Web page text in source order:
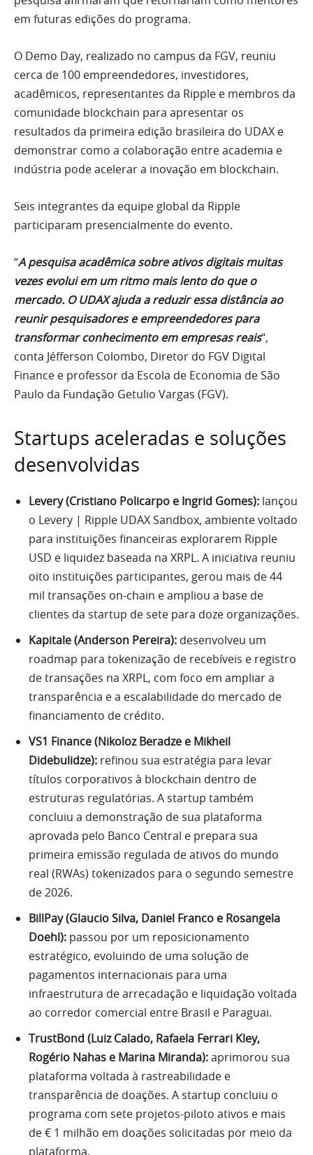
em futuras edições do programa.
O Demo Day, realizado no campus da FGV, reuniu
cerca de 100 empreendedores, investidores,
acadêmicos, representantes da Ripple e membros da
comunidade blockchain para apresentar os
resultados da primeira edição brasileira do UDAX e
demonstrar como a colaboração entre academia e
indústria pode acelerar a inovação em blockchain.
Seis integrantes da equipe global da Ripple
participaram presencialmente do evento.
“A pesquisa acadêmica sobre ativos digitais muitas
vezes evolui em um ritmo mais lento do que o
mercado. O UDAX ajuda a reduzir essa distância ao
reunir pesquisadores e empreendedores para
transformar conhecimento em empresas reais“,
conta Jéfferson Colombo, Diretor do FGV Digital
Finance e professor da Escola de Economia de São
Paulo da Fundação Getulio Vargas (FGV).
Startups aceleradas e soluções
desenvolvidas
Levery (Cristiano Policarpo e Ingrid Gomes): lançou
o Levery | Ripple UDAX Sandbox, ambiente voltado
para instituições financeiras explorarem Ripple
USD e liquidez baseada na XRPL. A iniciativa reuniu
oito instituições participantes, gerou mais de 44
mil transações on-chain e ampliou a base de
clientes da startup de sete para doze organizações.
Kapitale (Anderson Pereira): desenvolveu um
roadmap para tokenização de recebíveis e registro
de transações na XRPL, com foco em ampliar a
transparência e a escalabilidade do mercado de
financiamento de crédito.
VS1 Finance (Nikoloz Beradze e Mikheil
Didebulidze): refinou sua estratégia para levar
títulos corporativos à blockchain dentro de
estruturas regulatórias. A startup também
concluiu a demonstração de sua plataforma
aprovada pelo Banco Central e prepara sua
primeira emissão regulada de ativos do mundo
real (RWAs) tokenizados para o segundo semestre
de 2026.
BillPay (Glaucio Silva, Daniel Franco e Rosangela
Doehl): passou por um reposicionamento
estratégico, evoluindo de uma solução de
pagamentos internacionais para uma
infraestrutura de arrecadação e liquidação voltada
ao corredor comercial entre Brasil e Paraguai.
TrustBond (Luiz Calado, Rafaela Ferrari Kley,
Rogério Nahas e Marina Miranda):aprimorou sua
plataforma voltada à rastreabilidade e
transparência de doações. A startup concluiu o
programa com sete projetos-piloto ativos e mais
de € 1 milhão em doações solicitadas por meio da
plataforma.